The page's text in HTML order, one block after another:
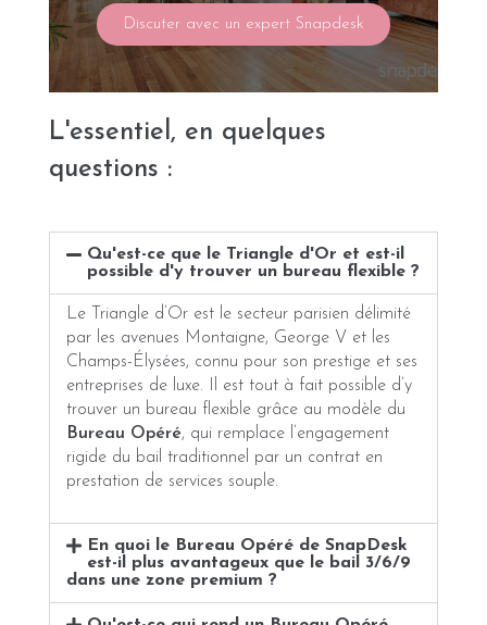
Discuter avec un expert Snapdesk
L'essentiel, en quelques
questions :
Qu'est-ce que le Triangle d'Or et est-il
possible d'y trouver un bureau flexible ?
Le Triangle d’Or est le secteur parisien délimité
par les avenues Montaigne, George V et les
Champs-Élysées, connu pour son prestige et ses
entreprises de luxe. Il est tout à fait possible d’y
trouver un bureau flexible grâce au modèle du
Bureau Opéré, qui remplace l’engagement
rigide du bail traditionnel par un contrat en
prestation de services souple.
En quoi le Bureau Opéré de SnapDesk
est-il plus avantageux que le bail 3/6/9
dans une zone premium ?